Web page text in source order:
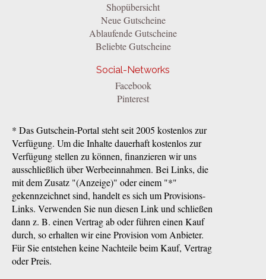
Shopübersicht
Neue Gutscheine
Ablaufende Gutscheine
Beliebte Gutscheine
Social-Networks
Facebook
Pinterest
* Das Gutschein-Portal steht seit 2005 kostenlos zur
Verfügung. Um die Inhalte dauerhaft kostenlos zur
Verfügung stellen zu können, finanzieren wir uns
ausschließlich über Werbeeinnahmen. Bei Links, die
mit dem Zusatz "(Anzeige)" oder einem "*"
gekennzeichnet sind, handelt es sich um Provisions-
Links. Verwenden Sie nun diesen Link und schließen
dann z. B. einen Vertrag ab oder führen einen Kauf
durch, so erhalten wir eine Provision vom Anbieter.
Für Sie entstehen keine Nachteile beim Kauf, Vertrag
oder Preis.